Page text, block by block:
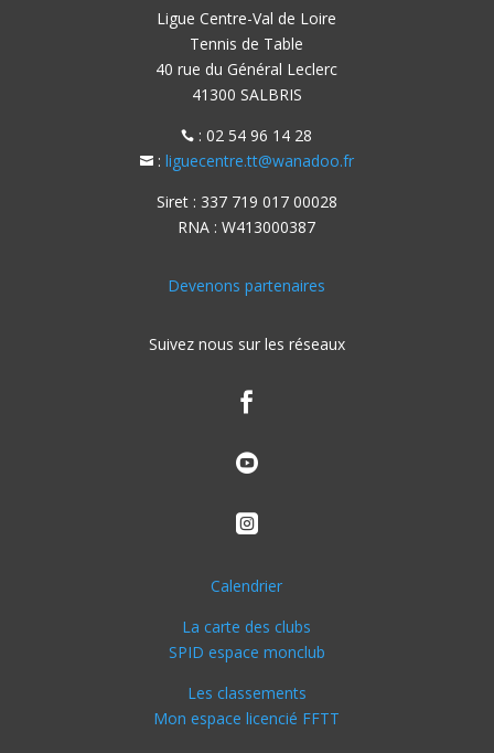
Ligue Centre-Val de Loire
Tennis de Table
40 rue du Général Leclerc
41300 SALBRIS
 : 02 54 96 14 28
: liguecentre.tt@wanadoo.fr
Siret : 337 719 017 00028
RNA : W413000387
Devenons partenaires
Suivez nous sur les réseaux



Calendrier
La carte des clubs
SPID espace monclub
Les classements
Mon espace licencié FFTT